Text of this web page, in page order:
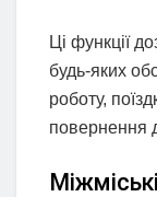
Ці функції
будь-яких
роботу,
повернення